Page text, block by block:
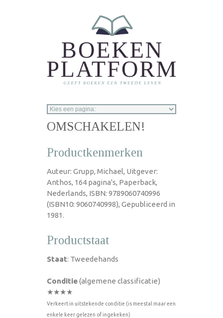
OMSCHAKELEN!
Productkenmerken
Auteur: Grupp, Michael, Uitgever:
Anthos, 164 pagina's, Paperback,
Nederlands, ISBN: 9789060740996
(ISBN10: 9060740998), Gepubliceerd in
1981.
Productstaat
Staat: Tweedehands
Conditie(algemene classificatie)
★★★★
Verkeert in uitstekende conditie (is meestal maar een
enkele keer gelezen of ingekeken)